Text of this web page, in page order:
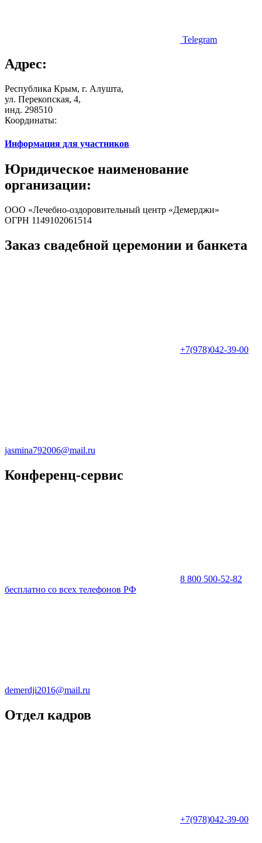
Telegram
Адрес:
Республика Крым, г. Алушта,
ул. Перекопская, 4,
инд. 298510
Координаты:
Информация для участников
Юридическое наименование
организации:
ООО «Лечебно-оздоровительный центр «Демерджи»
ОГРН 1149102061514
Заказ cвадебной церемонии и банкета
+7(978)042-39-00
jasmina792006@mail.ru
Конференц-сервис
8 800 500-52-82
бесплатно со всех телефонов РФ
demerdji2016@mail.ru
Отдел кадров
+7(978)042-39-00